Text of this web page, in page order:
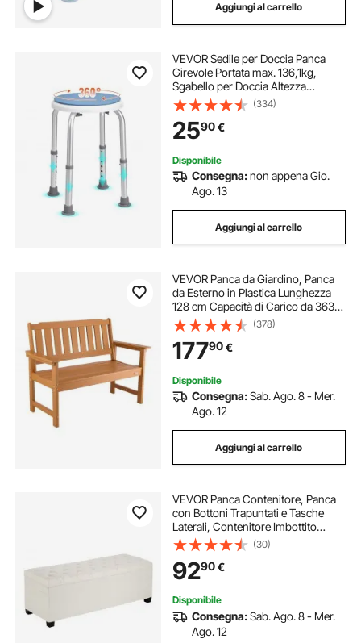
Aggiungi al carrello
VEVOR Sedile per Doccia Panca
Girevole Portata max. 136,1kg,
Sgabello per Doccia Altezza
Regolabile 360-485mm, Sedia da
Bagno Doccia in Alluminio PE
Sgabello Girevole 360° Bagno
Piedini Antiscivoli
(334)
2590€
Disponibile
Consegna:non appena Gio.
Ago. 13
Aggiungi al carrello
VEVOR Panca da Giardino, Panca
da Esterno in Plastica Lunghezza
128 cm Capacità di Carico da 363
kg, Sedia per Esterno con Schienale
Braccioli per Cortile, Parco,
Giardino, Colore Legno Naturale
(378)
17790€
Disponibile
Consegna:Sab. Ago. 8 - Mer.
Ago. 12
Aggiungi al carrello
VEVOR Panca Contenitore, Panca
con Bottoni Trapuntati e Tasche
Laterali, Contenitore Imbottito
Ribaltabile con Struttura in Metallo,
Pouf da Letto in Lino per Soggiorno,
Camera da Letto, Beige
(30)
9290€
Disponibile
Consegna:Sab. Ago. 8 - Mer.
Ago. 12